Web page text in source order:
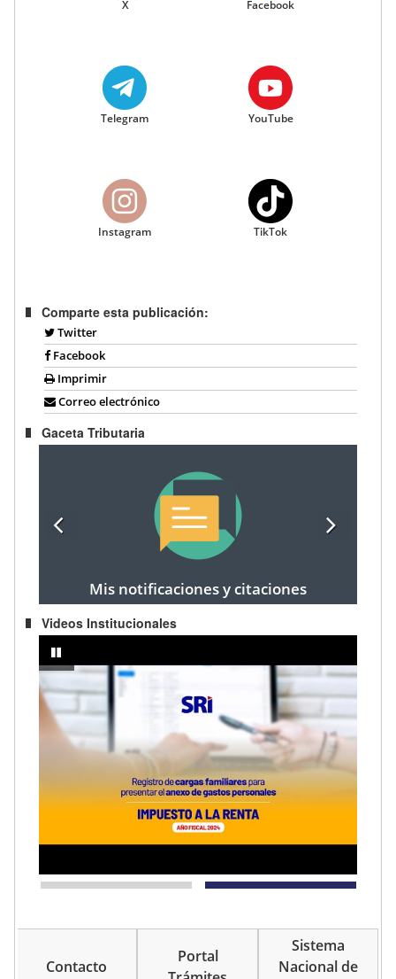
X Facebook
Telegram YouTube
Instagram TikTok
Comparte esta publicación:
Twitter
Facebook
Imprimir
Correo electrónico
Gaceta Tributaria
Mis notificaciones y citaciones
Videos Institucionales
pausar
Contacto
Portal
Sistema
Nacional de